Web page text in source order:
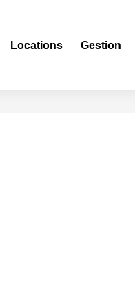
Locations Gestion